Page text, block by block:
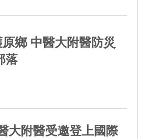
鄉 中醫大附醫防災
落
大附醫受邀登上國際